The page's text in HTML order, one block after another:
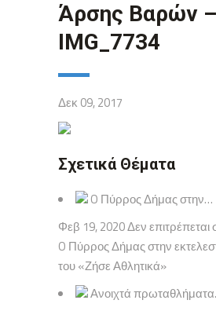
Άρσης Βαρών –
IMG_7734
Δεκ 09, 2017
Σχετικά Θέματα
O Πύρρος Δήμας στην…
Φεβ 19, 2020 Δεν επιτρέπεται
O Πύρρος Δήμας στην
του «Ζήσε Αθλητικά»
Ανοιχτά